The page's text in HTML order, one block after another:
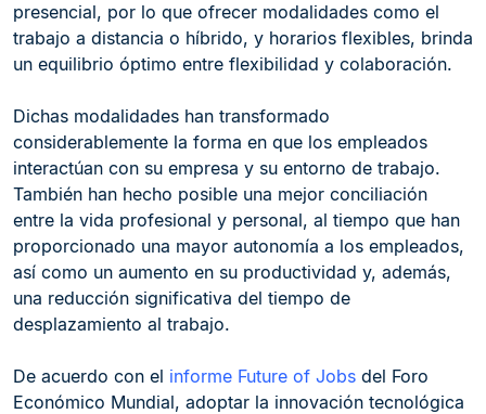
presencial, por lo que ofrecer modalidades como el
trabajo a distancia o híbrido, y horarios flexibles, brinda
un equilibrio óptimo entre flexibilidad y colaboración.
Dichas modalidades han transformado
considerablemente la forma en que los empleados
interactúan con su empresa y su entorno de trabajo.
También han hecho posible una mejor conciliación
entre la vida profesional y personal, al tiempo que han
proporcionado una mayor autonomía a los empleados,
así como un aumento en su productividad y, además,
una reducción significativa del tiempo de
desplazamiento al trabajo.
De acuerdo con el informe Future of Jobs del Foro
Económico Mundial, adoptar la innovación tecnológica